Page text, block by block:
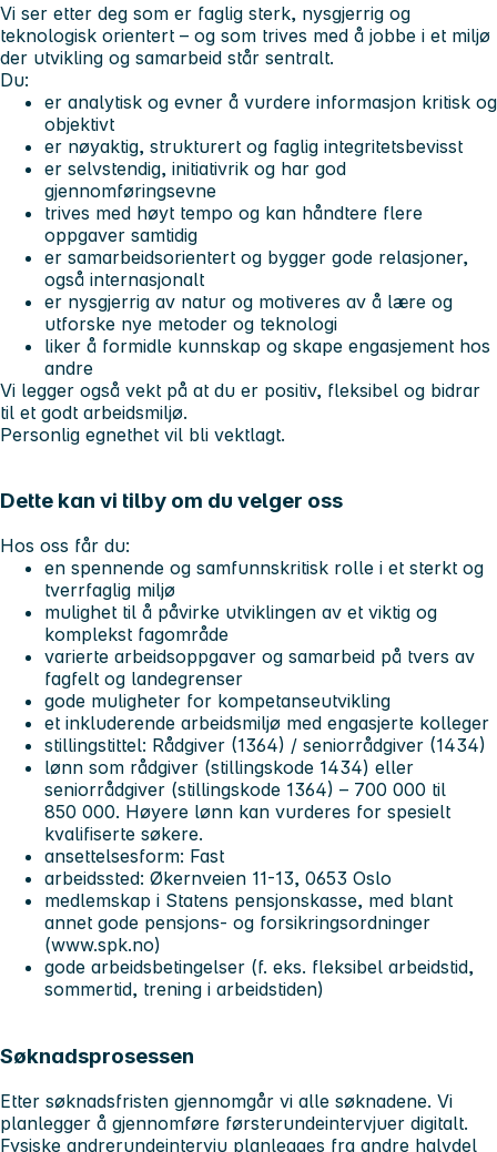
Vi ser etter deg som er faglig sterk, nysgjerrig og
teknologisk orientert – og som trives med å jobbe i et miljø
der utvikling og samarbeid står sentralt.
Du:
er analytisk og evner å vurdere informasjon kritisk og
objektivt
er nøyaktig, strukturert og faglig integritetsbevisst
er selvstendig, initiativrik og har god
gjennomføringsevne
trives med høyt tempo og kan håndtere flere
oppgaver samtidig
er samarbeidsorientert og bygger gode relasjoner,
også internasjonalt
er nysgjerrig av natur og motiveres av å lære og
utforske nye metoder og teknologi
liker å formidle kunnskap og skape engasjement hos
andre
Vi legger også vekt på at du er positiv, fleksibel og bidrar
til et godt arbeidsmiljø.
Personlig egnethet vil bli vektlagt.
Dette kan vi tilby om du velger oss
Hos oss får du:
en spennende og samfunnskritisk rolle i et sterkt og
tverrfaglig miljø
mulighet til å påvirke utviklingen av et viktig og
komplekst fagområde
varierte arbeidsoppgaver og samarbeid på tvers av
fagfelt og landegrenser
gode muligheter for kompetanseutvikling
et inkluderende arbeidsmiljø med engasjerte kolleger
stillingstittel: Rådgiver (1364) / seniorrådgiver (1434)
lønn som rådgiver (stillingskode 1434) eller
seniorrådgiver (stillingskode 1364) – 700 000 til
850 000. Høyere lønn kan vurderes for spesielt
kvalifiserte søkere.
ansettelsesform: Fast
arbeidssted: Økernveien 11-13, 0653 Oslo
medlemskap i Statens pensjonskasse, med blant
annet gode pensjons- og forsikringsordninger
(www.spk.no)
gode arbeidsbetingelser (f. eks. fleksibel arbeidstid,
sommertid, trening i arbeidstiden)
Søknadsprosessen
Etter søknadsfristen gjennomgår vi alle søknadene. Vi
planlegger å gjennomføre førsterundeintervjuer digitalt.
Fysiske andrerundeintervju planlegges fra andre halvdel